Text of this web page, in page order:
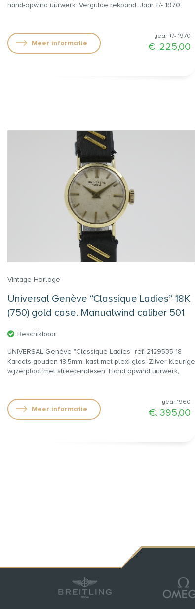
hand-opwind uurwerk. Vergulde rekband. Jaar +/- 1970.
year +/- 1970
€. 225,00
Meer informatie
Vintage Horloge
Universal Genève “Classique Ladies” 18K
(750) gold case. Manualwind caliber 501
Beschikbaar
UNIVERSAL Genève "Classique Ladies" ref. 2129535 18
Karaats gouden 18,5mm. kast met plexi glas. Zilver kleurige
wijzerplaat met streep-indexen. Hand opwind uurwerk,
year 1960
€. 395,00
Meer informatie